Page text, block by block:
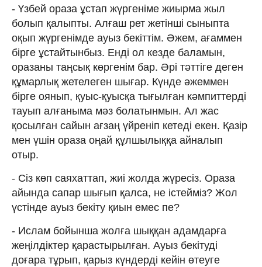
- Үзбей ораза ұстап жүргеніме жиырма жыл
болып қалыпты. Алғаш рет жетінші сыныпта
оқып жүргенімде ауыз бекіттім. Әжем, ағаммен
бірге ұстайтынбыз. Енді ол кезде баламын,
оразаны таңсық көргенім бар. Әрі тәттіге деген
құмарлық жетелеген шығар. Күнде әжеммен
бірге оянып, қуыс-қуысқа тығылған кәмпиттерді
тауып алғаныма мәз болатынмын. Ал жас
қосылған сайын ағзаң үйреніп кетеді екен. Қазір
мен үшін ораза оңай құлшылыққа айналып
отыр.
- Сіз көп саяхаттап, жиі жолда жүресіз. Ораза
айында сапар шығып қалса, не істейміз? Жол
үстінде ауыз бекіту қиын емес пе?
- Ислам бойынша жолға шыққан адамдарға
жеңілдіктер қарастырылған. Ауыз бекітуді
доғара тұрып, қарыз күндерді кейін өтеуге